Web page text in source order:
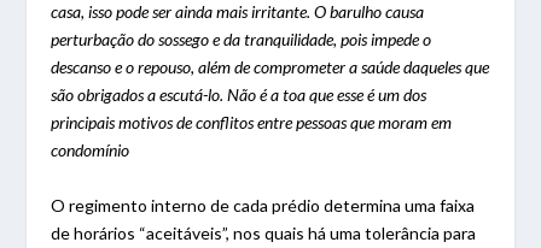
casa, isso pode ser ainda mais irritante. O barulho causa
perturbação do sossego e da tranquilidade, pois impede o
descanso e o repouso, além de comprometer a saúde daqueles que
são obrigados a escutá-lo. Não é a toa que esse é um dos
principais motivos de conflitos entre pessoas que moram em
condomínio
O regimento interno de cada prédio determina uma faixa
de horários “aceitáveis”, nos quais há uma tolerância para